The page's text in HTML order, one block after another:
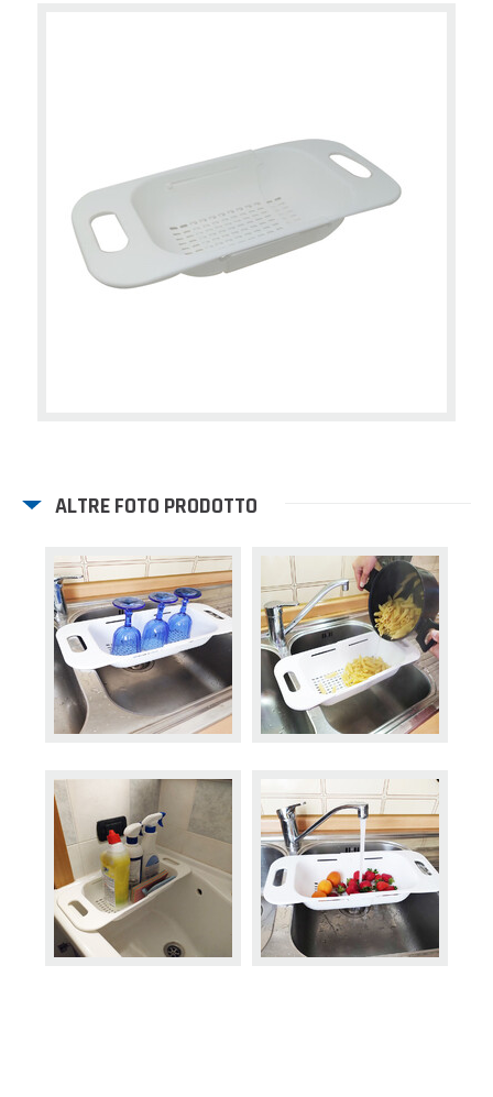
ALTRE FOTO PRODOTTO